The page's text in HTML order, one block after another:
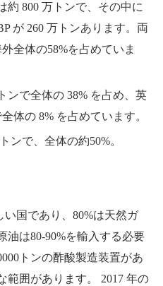
約 800 万トンで、その中に
が 260 万トンあります。両
全体の58%を占めていま
ンで全体の 38% を占め、英
体の 8% を占めています。
ンで、全体の約50%。
国であり、80%は天然ガ
油は80-90%を輸入する必要
トンの酢酸製造装置があ
範囲があります。 2017 年の